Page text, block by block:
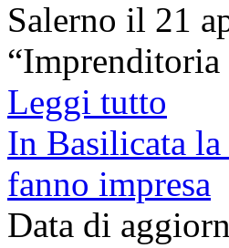
Salerno il 21
Leggi tutto
In Basilicata
fanno impresa
Data di